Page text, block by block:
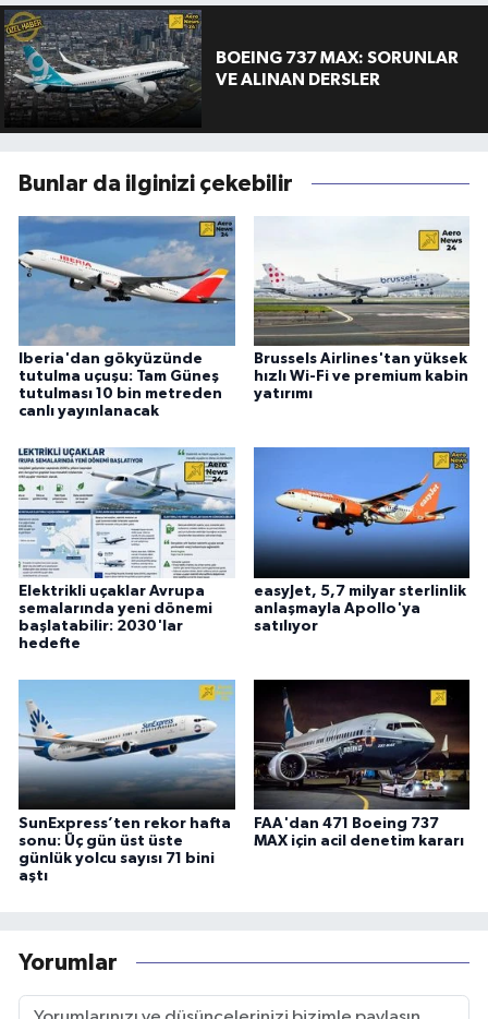
BOEING 737 MAX: SORUNLAR
VE ALINAN DERSLER
Bunlar da ilginizi çekebilir
Iberia'dan gökyüzünde
tutulma uçuşu: Tam Güneş
tutulması 10 bin metreden
canlı yayınlanacak
Brussels Airlines'tan yüksek
hızlı Wi-Fi ve premium kabin
yatırımı
Elektrikli uçaklar Avrupa
semalarında yeni dönemi
başlatabilir: 2030'lar
hedefte
easyJet, 5,7 milyar sterlinlik
anlaşmayla Apollo'ya
satılıyor
SunExpress’ten rekor hafta
sonu: Üç gün üst üste
günlük yolcu sayısı 71 bini
aştı
FAA'dan 471 Boeing 737
MAX için acil denetim kararı
Yorumlar